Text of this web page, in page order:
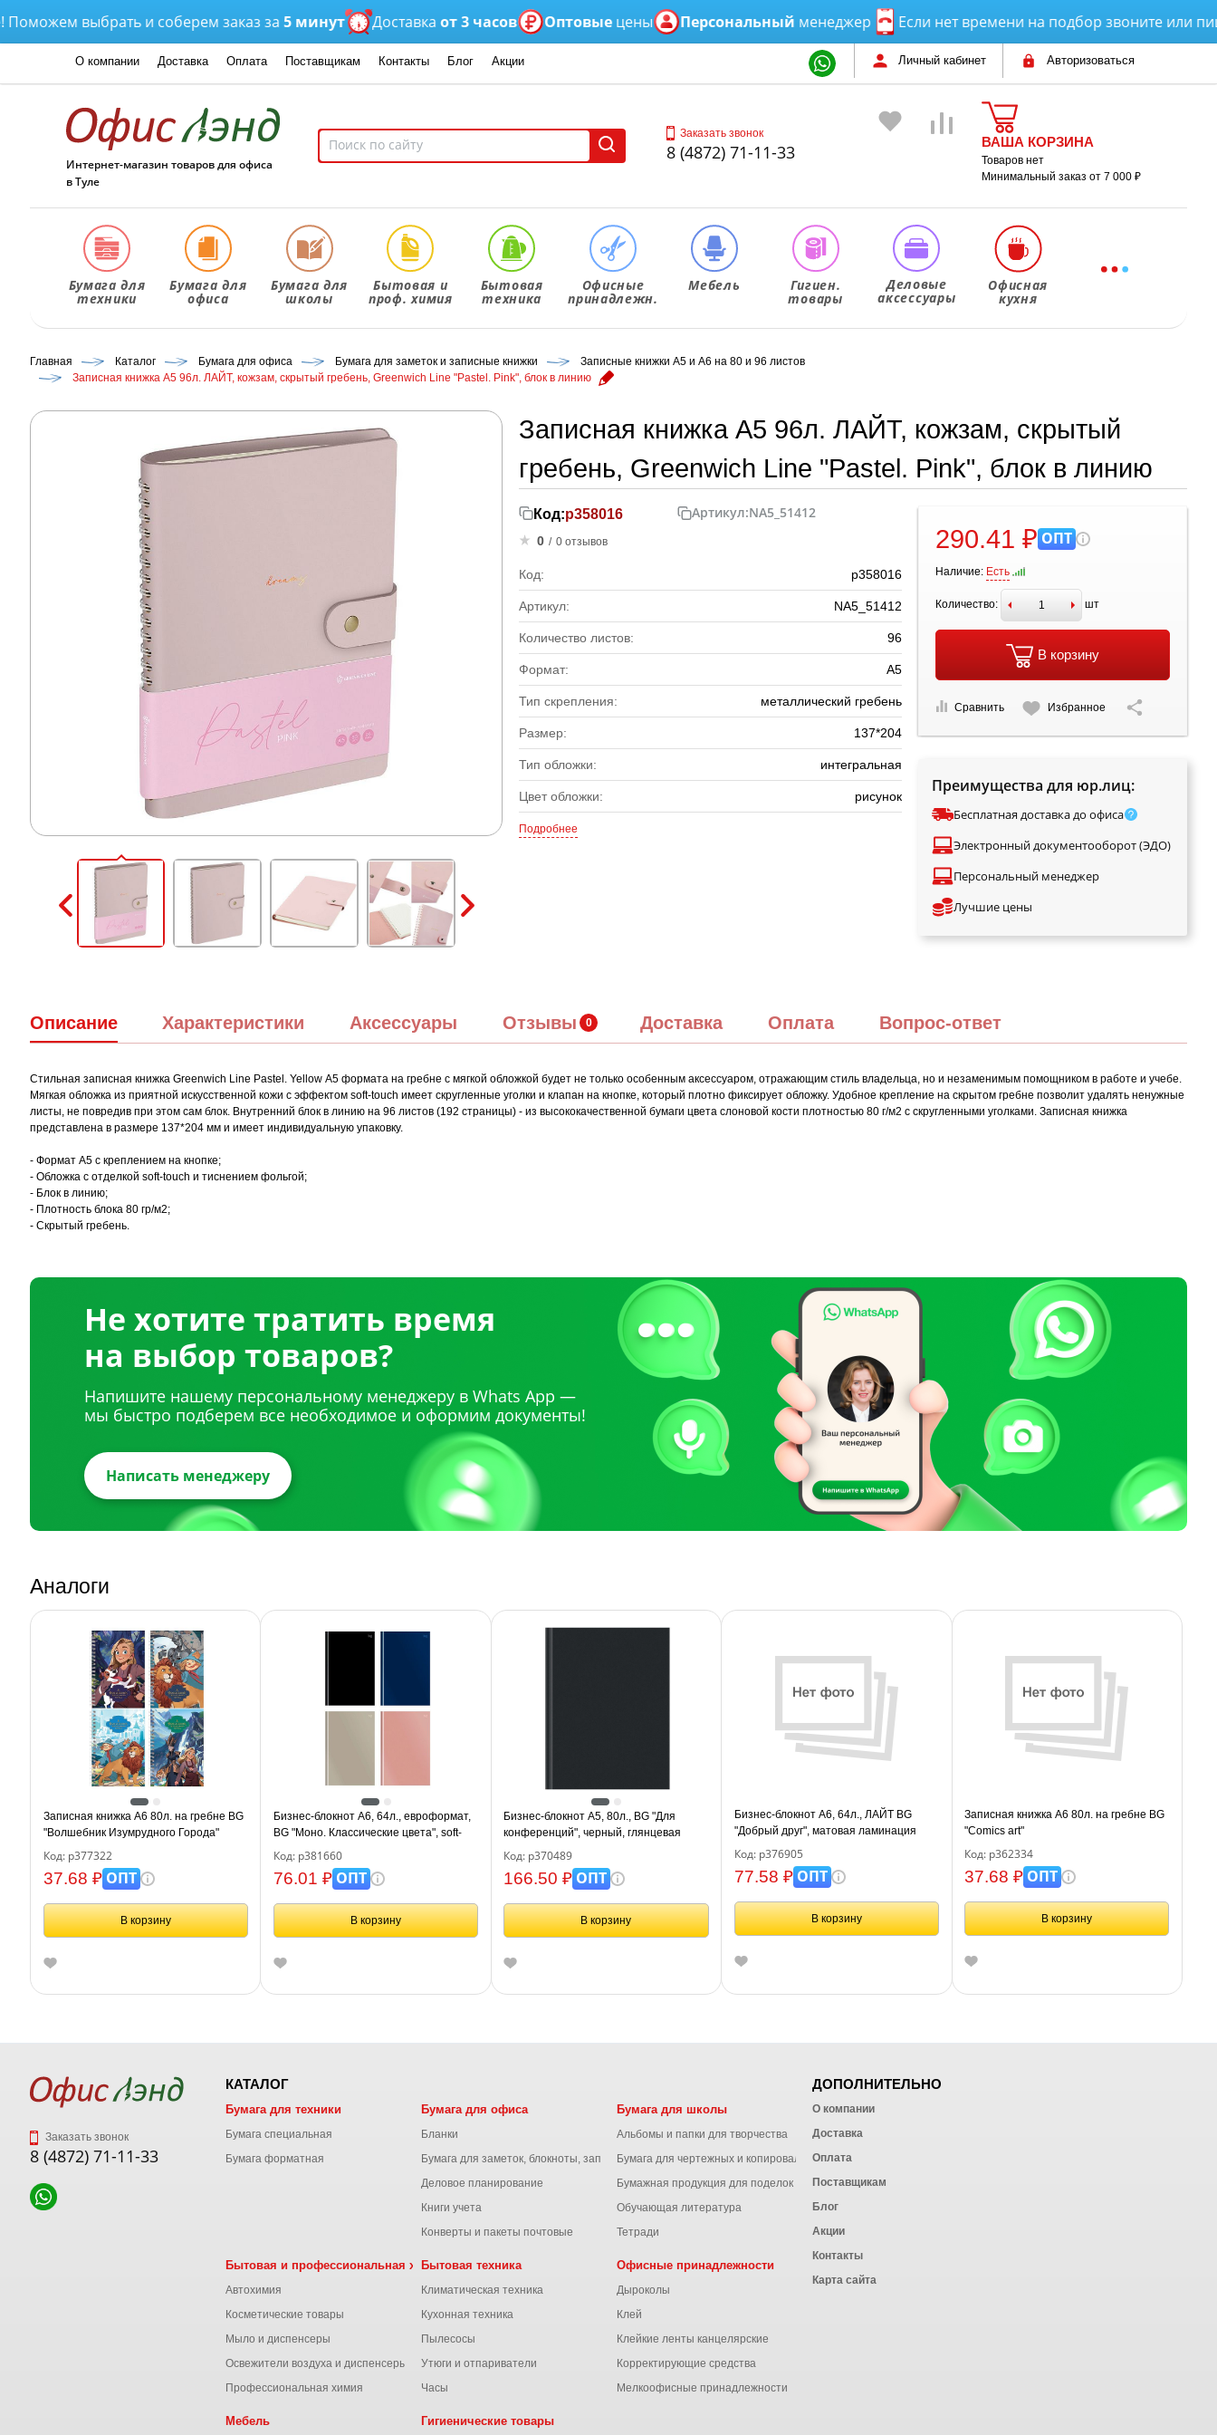
выбрать и соберем заказ за5 минут Доставкаот 3 часов Оптовыецены Персональныйменеджер Если нет времени на подбор звоните или
Личный кабинет Авторизоваться
О компании Доставка Оплата Поставщикам Контакты Блог Акции
Интернет-магазин товаров для офиса
в Туле
Заказать звонок
8 (4872) 71-11-33 ВАША КОРЗИНА
Товаров нет
Минимальный заказ от 7 000 ₽
Бумага для
техники
Бумага для
офиса
Бумага для
школы
Бытовая и
проф. химия
Бытовая
техника
Офисные
принадлежн.
Мебель Гигиен.
товары
Деловые
аксессуары
Офисная
кухня
Главная Каталог Бумага для офиса Бумага для заметок и записные книжки
Записные книжки А5 и А6 на 80 и 96 листов
Записная книжка А5 96л. ЛАЙТ, кожзам, скрытый гребень, Greenwich Line "Pastel. Pink", блок в линию
Записная книжка А5 96л. ЛАЙТ, кожзам, скрытый
гребень, Greenwich Line "Pastel. Pink", блок в линию
Код:р358016 Артикул:NA5_51412
0 / 0 отзывов
Код: р358016
Артикул: NA5_51412
Количество листов: 96
Формат: А5
Тип скрепления: металлический гребень
Размер: 137*204
Тип обложки: интегральная
Цвет обложки: рисунок
Подробнее
290.41 ₽ ОПТ
Наличие: Есть
Количество: шт
В корзину
Сравнить Избранное
Преимущества для юр.лиц:
Бесплатная доставка до офиса
Электронный документооборот (ЭДО)
Персональный менеджер
Лучшие цены
Описание Характеристики Аксессуары Отзывы Доставка Оплата Вопрос-ответ
Стильная записная книжка Greenwich Line Pastel. Yellow А5 формата на гребне с мягкой обложкой будет не только особенным аксессуаром, отражающим стиль владельца, но и незаменимым помощником в работе и учебе.
Мягкая обложка из приятной искусственной кожи с эффектом soft-touch имеет скругленные уголки и клапан на кнопке, который плотно фиксирует обложку. Удобное крепление на скрытом гребне позволит удалять ненужные
листы, не повредив при этом сам блок. Внутренний блок в линию на 96 листов (192 страницы) - из высококачественной бумаги цвета слоновой кости плотностью 80 г/м2 с скругленными уголками. Записная книжка
представлена в размере 137*204 мм и имеет индивидуальную упаковку.
- Формат А5 с креплением на кнопке;
- Обложка с отделкой soft-touch и тиснением фольгой;
- Блок в линию;
- Плотность блока 80 гр/м2;
- Скрытый гребень.
Не хотите тратить время
на выбор товаров?
Напишите нашему персональному менеджеру в Whats App —
мы быстро подберем все необходимое и оформим документы!
Написать менеджеру
Аналоги
Записная книжка А6 80л. на гребне BG
"Волшебник Изумрудного Города"
Код: р377322
37.68 ₽ОПТ
В корзину
Бизнес-блокнот А6, 64л., евроформат,
BG "Моно. Классические цвета", soft-
touch ламинация
Код: р381660
76.01 ₽ОПТ
В корзину
Бизнес-блокнот А5, 80л., BG "Для
конференций", черный, глянцевая
ламинация
Код: р370489
166.50 ₽ОПТ
В корзину
Бизнес-блокнот А6, 64л., ЛАЙТ BG
"Добрый друг", матовая ламинация
Код: р376905
77.58 ₽ОПТ
В корзину
Записная книжка А6 80л. на гребне BG
"Comics art"
Код: р362334
37.68 ₽ОПТ
В корзину
Заказать звонок
8 (4872) 71-11-33
КАТАЛОГ
Бумага для техники
Бумага специальная
Бумага форматная
Бумага для офиса
Бланки
Бумага для заметок, блокноты, записные книжки
Деловое планирование
Книги учета
Конверты и пакеты почтовые
Бумага для школы
Альбомы и папки для творчества
Бумага для чертежных и копировальных работ
Бумажная продукция для поделок
Обучающая литература
Тетради
Бытовая и профессиональная химия
Автохимия
Косметические товары
Мыло и диспенсеры
Освежители воздуха и диспенсеры
Профессиональная химия
Бытовая техника
Климатическая техника
Кухонная техника
Пылесосы
Утюги и отпариватели
Часы
Офисные принадлежности
Дыроколы
Клей
Клейкие ленты канцелярские
Корректирующие средства
Мелкоофисные принадлежности
Мебель Гигиенические товары
ДОПОЛНИТЕЛЬНО
О компании
Доставка
Оплата
Поставщикам
Блог
Акции
Контакты
Карта сайта